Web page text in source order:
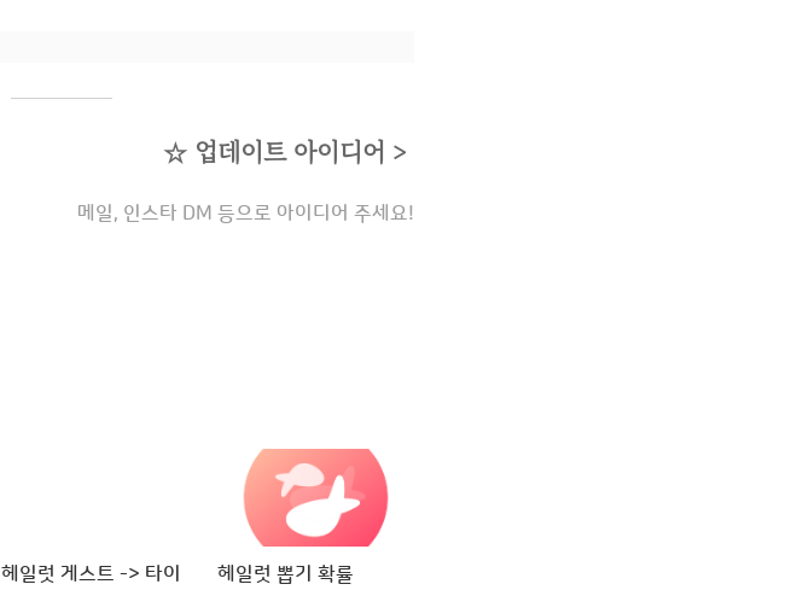
☆ 업데이트 아이디어 >
메일, 인스타 DM 등으로 아이디어 주세요!
헤일럿 게스트 -> 타이
헤일럿 뽑기 확률